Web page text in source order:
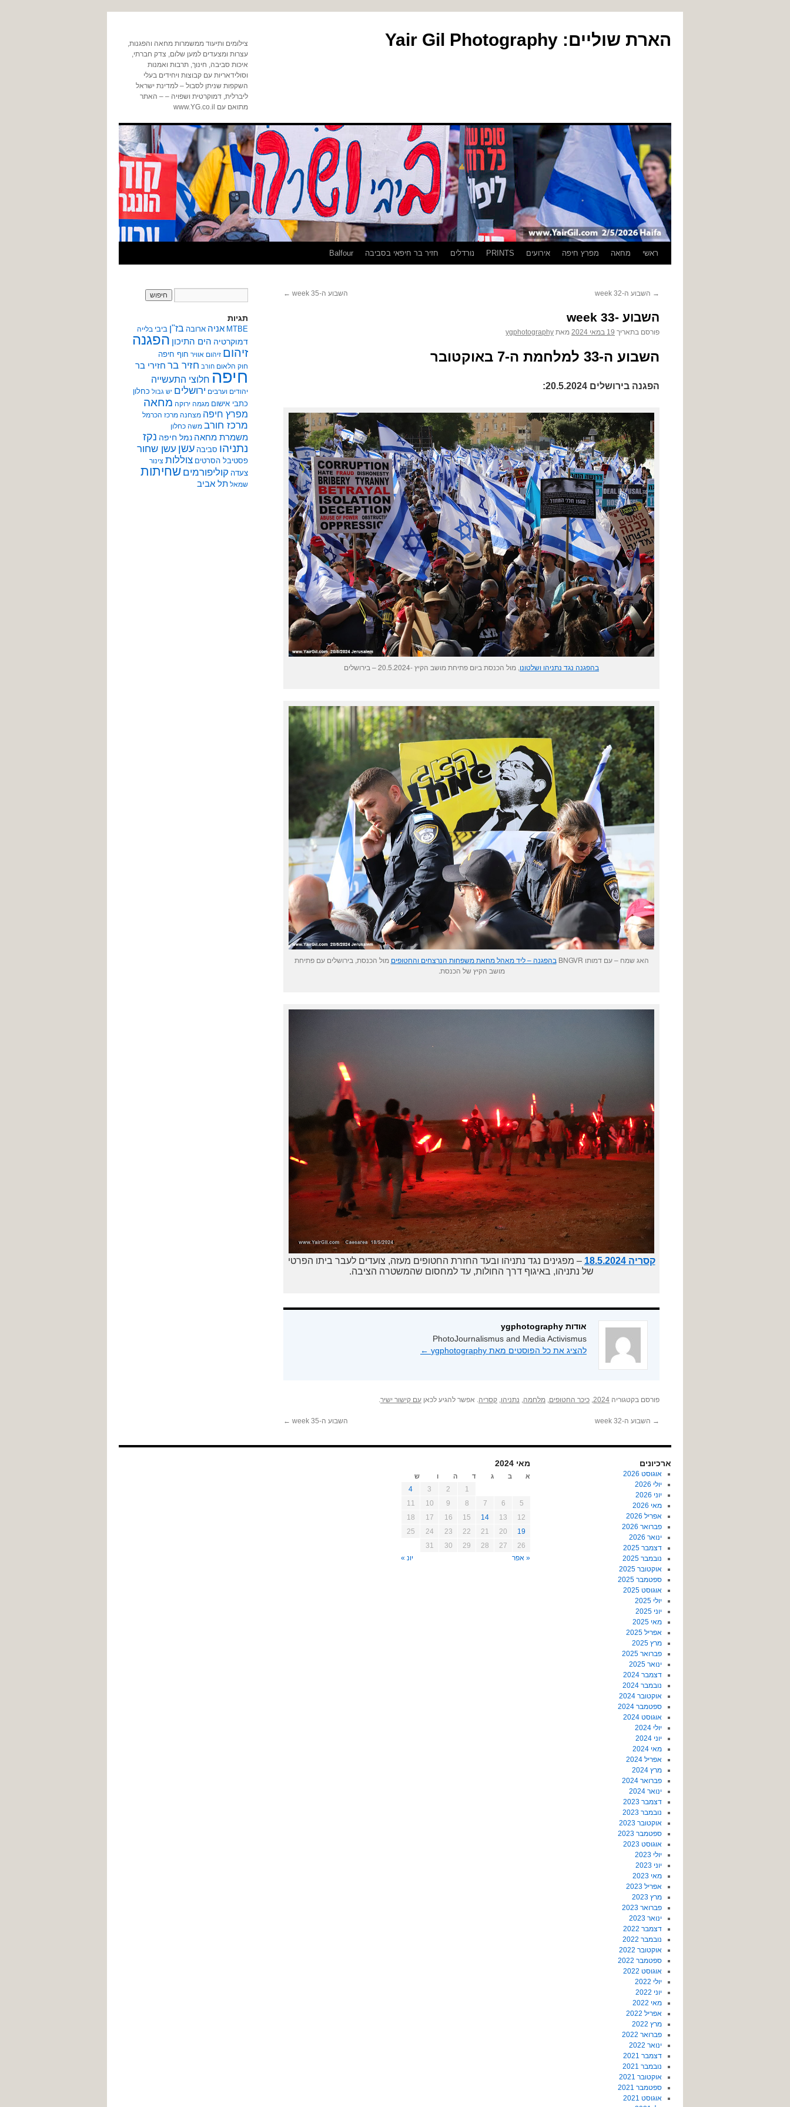
הארת שוליים: Yair Gil Photography
צילומים ותיעוד ממשמרות מחאה והפגנות,
עצרות ומצעדים למען שלום, צדק חברתי,
איכות סביבה, חינוך, תרבות ואמנות
וסולידאריות עם קבוצות ויחידים בעלי
השקפות שניתן לסבול – למדינת ישראל
ליברלית, דמוקרטית ושפויה – – האתר
מתואם עם www.YG.co.il
לדלגראשי מחאה מפרץ חיפה אירועים PRINTS נורדלים חזיר בר חיפאי בסביבה Balfour
→ השבוע ה-32 week השבוע ה-35 week ←
השבוע -33 week
פורסם בתאריך 19 במאי 2024 מאת ygphotography
השבוע ה-33 למלחמת ה-7 באוקטובר
הפגנה בירושלים 20.5.2024:
בהפגנה נגד נתניהו ושלטונו, מול הכנסת ביום פתיחת מושב הקיץ -20.5.2024 – בירושלים
האג שמח – עם דמותו BNGVR בהפגנה – ליד מאהל מחאת משפחות הנרצחים והחטופים מול הכנסת, בירושלים עם פתיחת
מושב הקיץ של הכנסת.
קסריה 18.5.2024
– מפגינים נגד נתניהו ובעד החזרת החטופים מעזה, צועדים לעבר ביתו הפרטי
של נתניהו, באיגוף דרך החולות, עד למחסום שהמשטרה הציבה.
אודות ygphotography
PhotoJournalismus and Media Activismus
להציג את כל הפוסטים מאת ygphotography‏
←
פורסם בקטגוריה 2024
, כיכר החטופים, מלחמה, נתניהו, קסריה. אפשר להגיע לכאן עם קישור ישיר.
→ השבוע ה-32 week השבוע ה-35 week ←
תגיות
MTBE אניה ארובה בז"ן ביבי בלייה
דמוקרטיה הים התיכון הפגנה
זיהום זיהום אוויר חוף חיפה
חוק הלאום חורב חזיר בר חזירי בר
חיפה חלוצי התעשייה
יהודים וערבים ירושלים יש גבול כחלון
כתבי אישום מגמה ירוקה מחאה
מפרץ חיפה מצחנה מרכז הכרמל
מרכז חורב משה כחלון
משמרת מחאה נמל חיפה נקז
נתניהו סביבה עשן עשן שחור
פסטיבל הסרטים צוללות צינור
צעדה קוליפורמים שחיתות
שמאל תל אביב
ארכיונים
אוגוסט 2026
יולי 2026
יוני 2026
מאי 2026
אפריל 2026
פברואר 2026
ינואר 2026
דצמבר 2025
נובמבר 2025
אוקטובר 2025
ספטמבר 2025
אוגוסט 2025
יולי 2025
יוני 2025
מאי 2025
אפריל 2025
מרץ 2025
פברואר 2025
ינואר 2025
דצמבר 2024
נובמבר 2024
אוקטובר 2024
ספטמבר 2024
אוגוסט 2024
יולי 2024
יוני 2024
מאי 2024
אפריל 2024
מרץ 2024
פברואר 2024
ינואר 2024
דצמבר 2023
נובמבר 2023
אוקטובר 2023
ספטמבר 2023
אוגוסט 2023
יולי 2023
יוני 2023
מאי 2023
אפריל 2023
מרץ 2023
פברואר 2023
ינואר 2023
דצמבר 2022
נובמבר 2022
אוקטובר 2022
ספטמבר 2022
אוגוסט 2022
יולי 2022
יוני 2022
מאי 2022
אפריל 2022
מרץ 2022
פברואר 2022
ינואר 2022
דצמבר 2021
נובמבר 2021
אוקטובר 2021
ספטמבר 2021
אוגוסט 2021
מאי 2024
א ב ג ד ה ו ש
1
2
3
4
5
6
7
8
9
10
11
12
13
14
15
16
17
18
19
20
21
22
23
24
25
26
27
28
29
30
31
« אפר
יונ »